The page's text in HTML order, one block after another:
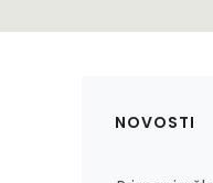
NOVOSTI